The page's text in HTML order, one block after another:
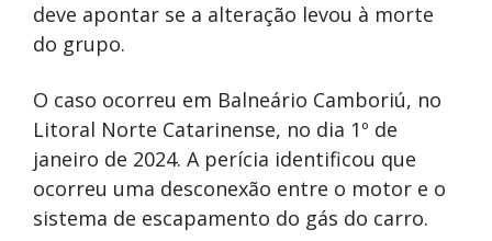
deve apontar se a alteração levou à morte
do grupo.
O caso ocorreu em Balneário Camboriú, no
Litoral Norte Catarinense, no dia 1º de
janeiro de 2024. A perícia identificou que
ocorreu uma desconexão entre o motor e o
sistema de escapamento do gás do carro.